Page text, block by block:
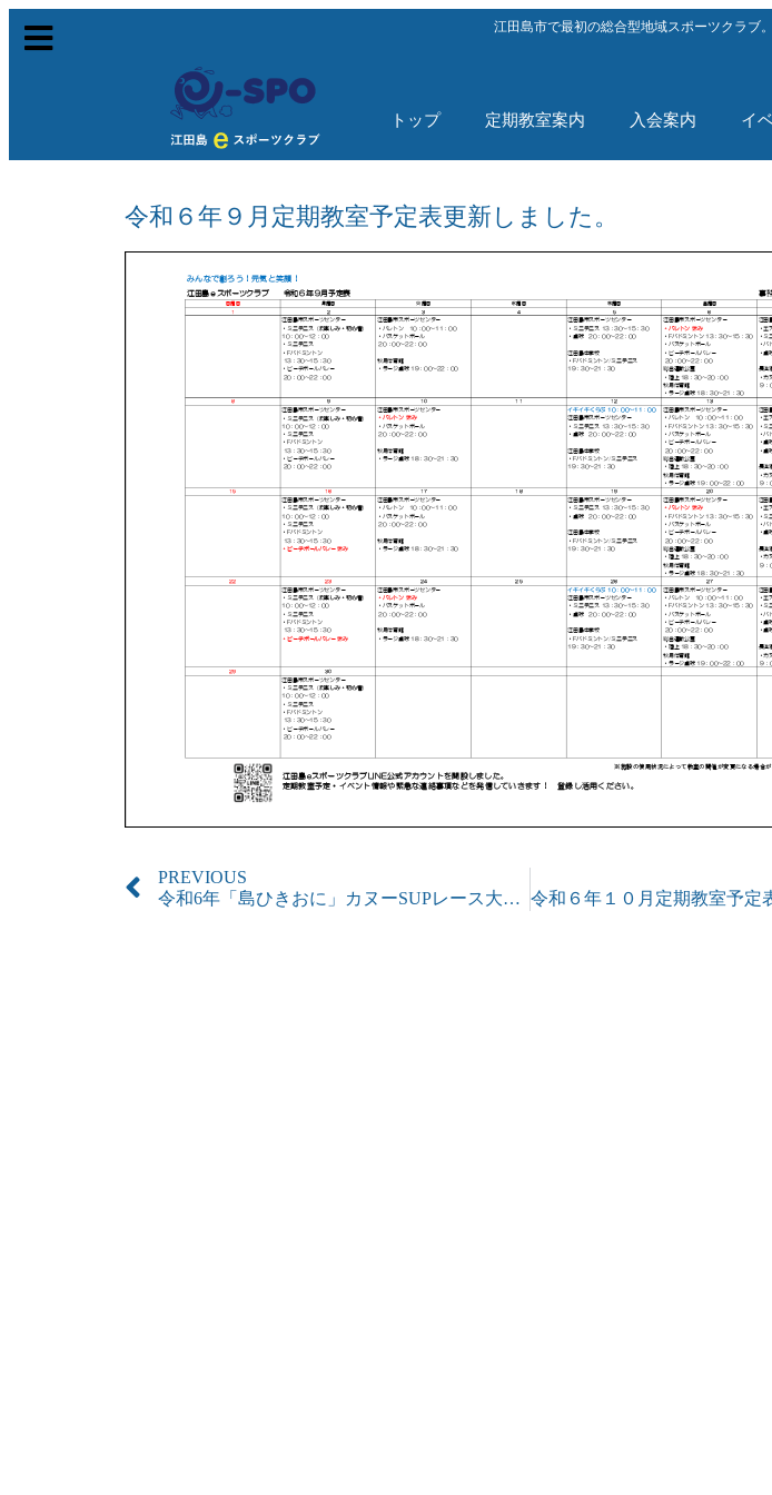
江田島市で最初の総合型地域スポーツクラブ
トップ 定期教室案内 入会案内 イ
令和６年９月定期教室予定表更新しました。
PREVIOUS
令和6年「島ひきおに」カヌーSUPレース大会中止のお知らせ